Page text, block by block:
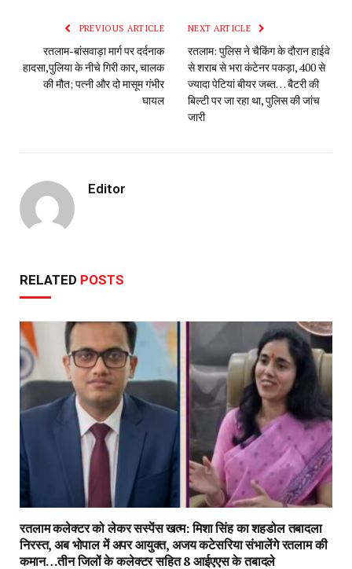
PREVIOUS ARTICLE
रतलाम-बांसवाड़ा मार्ग पर दर्दनाक
हादसा,पुलिया के नीचे गिरी कार, चालक
की मौत; पत्नी और दो मासूम गंभीर
घायल
NEXT ARTICLE
रतलाम: पुलिस ने चैकिंग के दौरान हाईवे
से शराब से भरा कंटेनर पकड़ा, 400 से
ज्यादा पेटियां बीयर जब्त… बैटरी की
बिल्टी पर जा रहा था, पुलिस की जांच
जारी
Editor
RELATED POSTS
रतलाम कलेक्टर को लेकर सस्पेंस खत्म: मिशा सिंह का शहडोल तबादला
निरस्त, अब भोपाल में अपर आयुक्त, अजय कटेसरिया संभालेंगे रतलाम की
कमान…तीन जिलों के कलेक्टर सहित 8 आईएएस के तबादले